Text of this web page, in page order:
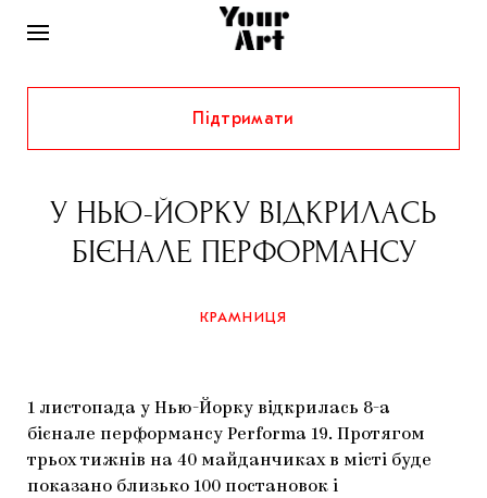
НОВИНИ
ІНТЕРВ’Ю
ХУДОЖНИКИ
АРХІТЕКТУРА
КІНО
РІДНИЙ КРАЙ
САМООРГАНІЗАЦІЇ
МУЗЕЇ
КОЛЕКЦІЇ
ВИСТАВКИ
ІСТОРІЇ
КОНСПЕКТИ
СПЕЦПРОЄКТИ
ДОСЛІДНИЦЬКА ПЛАТФОРМА
ЗАПАЛЕННЯ
КРАМНИЦЯ
Підтримати
У НЬЮ-ЙОРКУ ВІДКРИЛАСЬ
БІЄНАЛЕ ПЕРФОРМАНСУ
КРАМНИЦЯ
1 листопада у Нью-Йорку відкрилась 8-а
бієнале перформансу Performa 19. Протягом
трьох тижнів на 40 майданчиках в місті буде
показано близько 100 постановок і